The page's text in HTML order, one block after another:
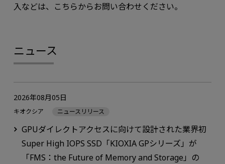
入などは、こちらからお問い合わせください。
ニュース
GPUダイレクトアクセスに向けて設計された業界初
Super High IOPS SSD「KIOXIA GPシリーズ」が
「FMS：the Future of Memory and Storage」の
2026年08月05日
キオクシア ニュースリリース